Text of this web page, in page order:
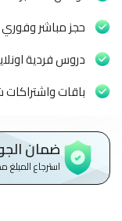
وطلاب
المدارس
نحن
الشروط
والأحكام
حجز مباشر
دروس فردية
باقات
ضمان
استرجاع